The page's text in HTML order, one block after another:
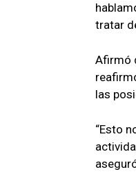
tratar
Afirmó
las
“Esto